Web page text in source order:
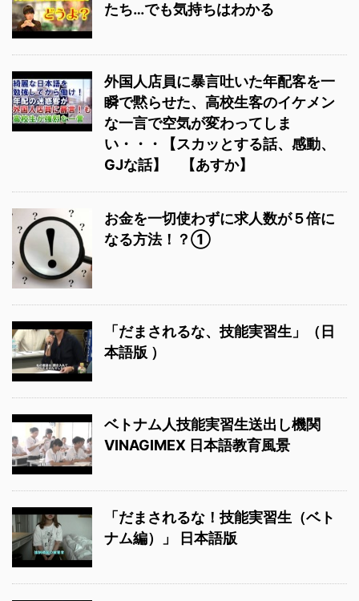
たち…でも気持ちはわかる
外国人店員に暴言吐いた年配客を一
瞬で黙らせた、高校生客のイケメン
な一言で空気が変わってしま
い・・・【スカッとする話、感動、
GJな話】 【あすか】
お金を一切使わずに求人数が５倍に
なる方法！？①
「だまされるな、技能実習生」（日
本語版 ）
ベトナム人技能実習生送出し機関
VINAGIMEX 日本語教育風景
「だまされるな！技能実習生（ベト
ナム編）」 日本語版